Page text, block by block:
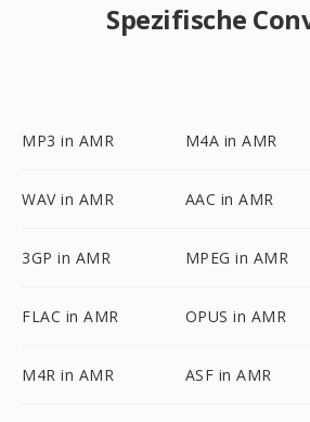
Spezifische
MP3 in AMR M4A in AMR
WAV in AMR AAC in AMR
3GP in AMR MPEG in AMR
FLAC in AMR OPUS in AMR
M4R in AMR ASF in AMR